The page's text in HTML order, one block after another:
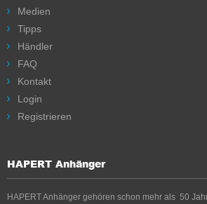
Medien
Tipps
Händler
FAQ
Kontakt
Login
Registrieren
HAPERT Anhänger
HAPERT Anhänger gehören schon mehr als 50